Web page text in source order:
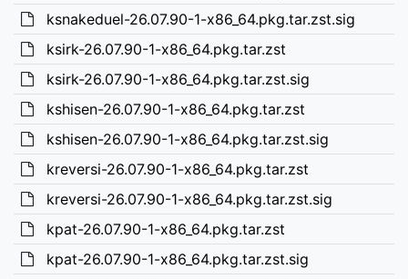
ksnakeduel-26.07.90-1-x86_64.pkg.tar.zst.sig
ksirk-26.07.90-1-x86_64.pkg.tar.zst
ksirk-26.07.90-1-x86_64.pkg.tar.zst.sig
kshisen-26.07.90-1-x86_64.pkg.tar.zst
kshisen-26.07.90-1-x86_64.pkg.tar.zst.sig
kreversi-26.07.90-1-x86_64.pkg.tar.zst
kreversi-26.07.90-1-x86_64.pkg.tar.zst.sig
kpat-26.07.90-1-x86_64.pkg.tar.zst
kpat-26.07.90-1-x86_64.pkg.tar.zst.sig